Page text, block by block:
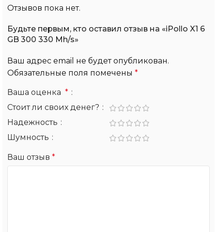
Отзывов пока нет.
Будьте первым, кто оставил отзыв на «iPollo X1 6
GB 300 330 Mh/s»
Ваш адрес email не будет опубликован.
Обязательные поля помечены *
Ваша оценка *
Стоит ли своих денег?
Надежность
Шумность
Ваш отзыв *